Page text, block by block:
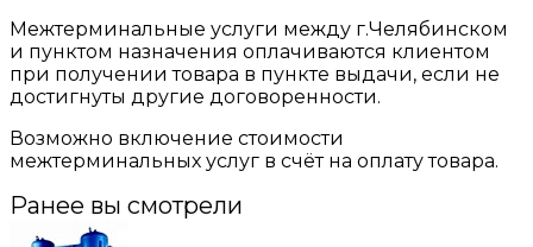
Межтерминальные услуги между г.Челябинском
и пунктом назначения оплачиваются клиентом
при получении товара в пункте выдачи, если не
достигнуты другие договоренности.
Возможно включение стоимости
межтерминальных услуг в счёт на оплату товара.
Ранее вы смотрели